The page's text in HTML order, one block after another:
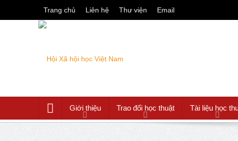
Trang chủ Liên hệ Thư viện Email
Giới thiệu Trao đổi học thuật Tài liệu học